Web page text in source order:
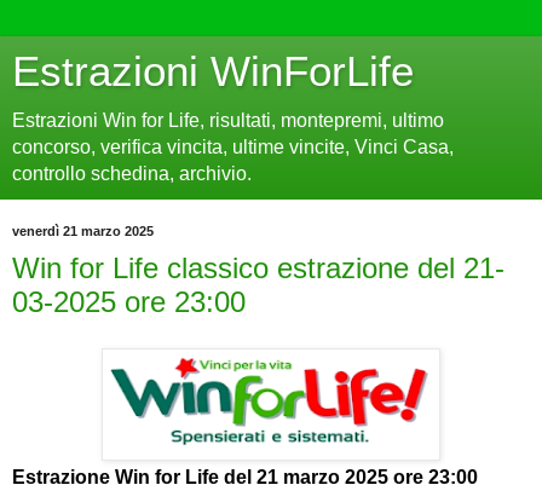
Estrazioni WinForLife
Estrazioni Win for Life, risultati, montepremi, ultimo
concorso, verifica vincita, ultime vincite, Vinci Casa,
controllo schedina, archivio.
venerdì 21 marzo 2025
Win for Life classico estrazione del 21-
03-2025 ore 23:00
Estrazione Win for Life del 21 marzo 2025 ore 23:00